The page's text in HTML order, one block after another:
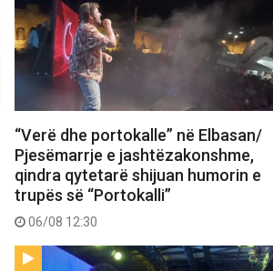
“Verë dhe portokalle” në Elbasan/
Pjesëmarrje e jashtëzakonshme,
qindra qytetarë shijuan humorin e
trupës së “Portokalli”
06/08 12:30